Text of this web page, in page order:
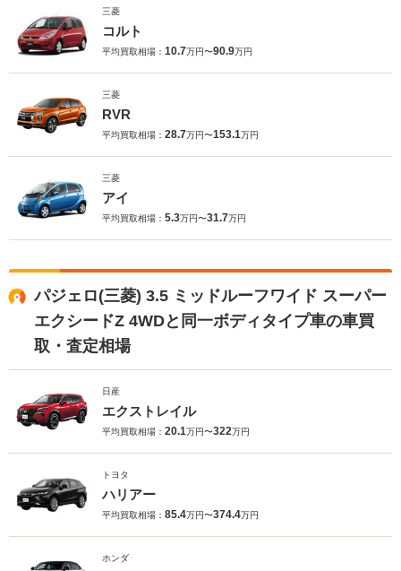
三菱
コルト
平均買取相場： 10.7万円〜90.9万円
三菱
RVR
平均買取相場： 28.7万円〜153.1万円
三菱
アイ
平均買取相場： 5.3万円〜31.7万円
パジェロ(三菱) 3.5 ミッドルーフワイド スーパー
エクシードZ 4WDと同一ボディタイプ車の車買
取・査定相場
日産
エクストレイル
平均買取相場： 20.1万円〜322万円
トヨタ
ハリアー
平均買取相場： 85.4万円〜374.4万円
ホンダ